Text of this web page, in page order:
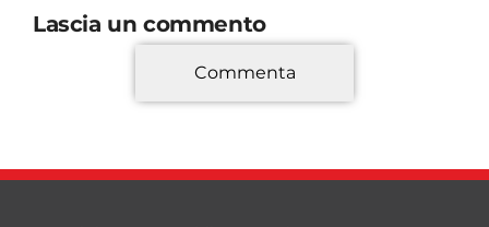
Lascia un commento
*
Commenta